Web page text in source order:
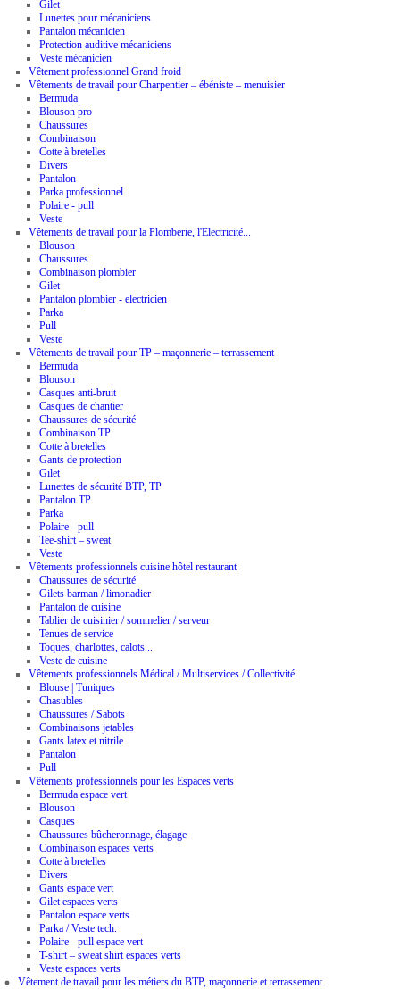
Gilet
Lunettes pour mécaniciens
Pantalon mécanicien
Protection auditive mécaniciens
Veste mécanicien
Vêtement professionnel Grand froid
Vêtements de travail pour Charpentier – ébéniste – menuisier
Bermuda
Blouson pro
Chaussures
Combinaison
Cotte à bretelles
Divers
Pantalon
Parka professionnel
Polaire - pull
Veste
Vêtements de travail pour la Plomberie, l'Electricité...
Blouson
Chaussures
Combinaison plombier
Gilet
Pantalon plombier - electricien
Parka
Pull
Veste
Vêtements de travail pour TP – maçonnerie – terrassement
Bermuda
Blouson
Casques anti-bruit
Casques de chantier
Chaussures de sécurité
Combinaison TP
Cotte à bretelles
Gants de protection
Gilet
Lunettes de sécurité BTP, TP
Pantalon TP
Parka
Polaire - pull
Tee-shirt – sweat
Veste
Vêtements professionnels cuisine hôtel restaurant
Chaussures de sécurité
Gilets barman / limonadier
Pantalon de cuisine
Tablier de cuisinier / sommelier / serveur
Tenues de service
Toques, charlottes, calots...
Veste de cuisine
Vêtements professionnels Médical / Multiservices / Collectivité
Blouse | Tuniques
Chasubles
Chaussures / Sabots
Combinaisons jetables
Gants latex et nitrile
Pantalon
Pull
Vêtements professionnels pour les Espaces verts
Bermuda espace vert
Blouson
Casques
Chaussures bûcheronnage, élagage
Combinaison espaces verts
Cotte à bretelles
Divers
Gants espace vert
Gilet espaces verts
Pantalon espace verts
Parka / Veste tech.
Polaire - pull espace vert
T-shirt – sweat shirt espaces verts
Veste espaces verts
Vêtement de travail pour les métiers du BTP, maçonnerie et terrassement